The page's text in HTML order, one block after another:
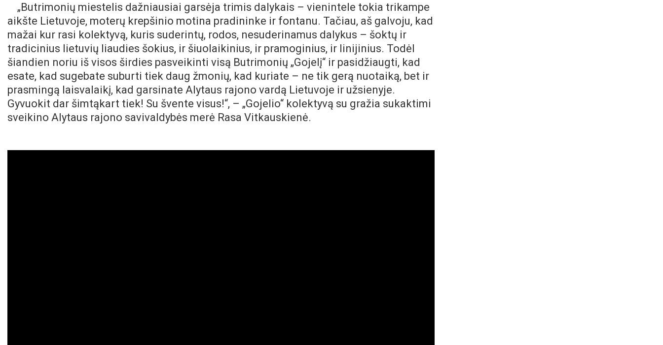
„Butrimonių miestelis dažniausiai garsėja trimis dalykais – vienintele tokia trikampe
aikšte Lietuvoje, moterų krepšinio motina pradininke ir fontanu. Tačiau, aš galvoju, kad
mažai kur rasi kolektyvą, kuris suderintų, rodos, nesuderinamus dalykus – šoktų ir
tradicinius lietuvių liaudies šokius, ir šiuolaikinius, ir pramoginius, ir linijinius. Todėl
šiandien noriu iš visos širdies pasveikinti visą Butrimonių „Gojelį“ ir pasidžiaugti, kad
esate, kad sugebate suburti tiek daug žmonių, kad kuriate – ne tik gerą nuotaiką, bet ir
prasmingą laisvalaikį, kad garsinate Alytaus rajono vardą Lietuvoje ir užsienyje.
Gyvuokit dar šimtąkart tiek! Su švente visus!“, – „Gojelio“ kolektyvą su gražia sukaktimi
sveikino Alytaus rajono savivaldybės merė Rasa Vitkauskienė.